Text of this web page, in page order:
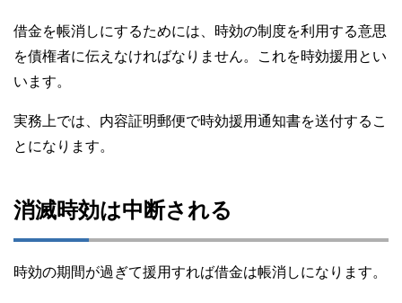
借金を帳消しにするためには、時効の制度を利用する意思
を債権者に伝えなければなりません。これを時効援用とい
います。
実務上では、内容証明郵便で時効援用通知書を送付するこ
とになります。
消滅時効は中断される
時効の期間が過ぎて援用すれば借金は帳消しになります。